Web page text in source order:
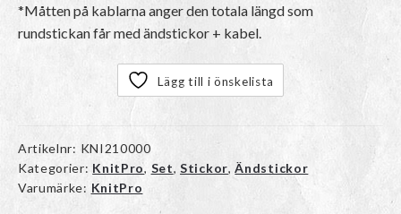
*Måtten på kablarna anger den totala längd som
rundstickan får med ändstickor + kabel.
Lägg till i önskelista
Artikelnr: KNI210000
Kategorier: KnitPro, Set,Stickor,Ändstickor
Varumärke: KnitPro